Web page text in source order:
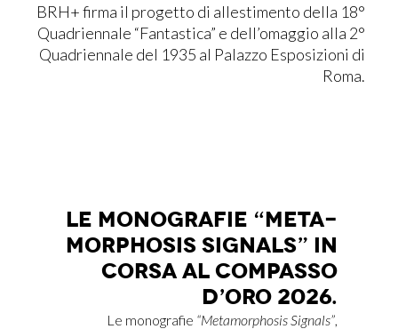
BRH+ firma il progetto di allestimento della 18°
Quadriennale “Fantastica” e dell’omaggio alla 2°
Quadriennale del 1935 al Palazzo Esposizioni di
Roma.
LE MO­NO­GRA­FIE “ME­TA­
MOR­PHO­SIS SI­GNALS” IN
COR­SA AL COM­PAS­SO
D’O­RO 2026.
Le monografie “Metamorphosis Signals”,